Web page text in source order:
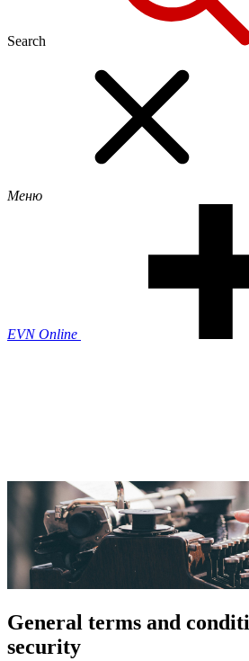
Search
Меню
EVN Online
General terms and
security